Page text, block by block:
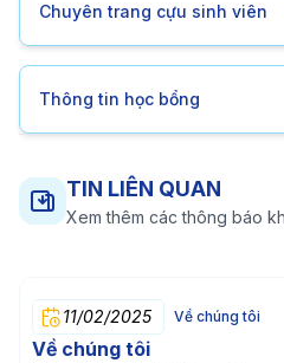
Chuyên trang cựu sinh viên
Thông tin học bổng
TIN LIÊN QUAN
Xem thêm các thông báo
11/02/2025 Về chúng tôi
Về chúng tôi